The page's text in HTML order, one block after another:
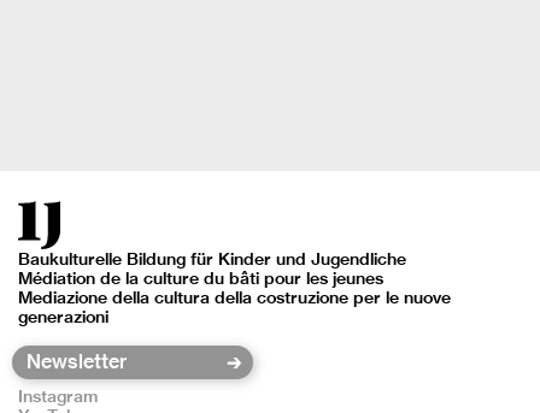
Baukulturelle Bildung für Kinder und Jugendliche
Médiation de la culture du bâti pour les jeunes
Mediazione della cultura della costruzione per le nuove
generazioni
Instagram